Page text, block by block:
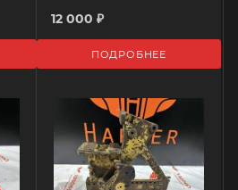
12 000 ₽
ПОДРОБНЕЕ